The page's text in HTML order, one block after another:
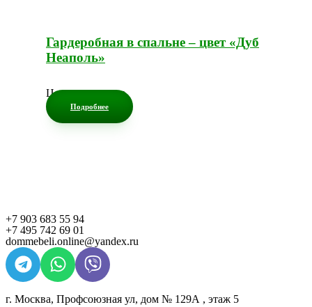
Гардеробная в спальне – цвет «Дуб
Неаполь»
Цена по запросу
Подробнее
+7 903 683 55 94
+7 495 742 69 01
dommebeli.online@yandex.ru
г. Москва, Профсоюзная ул, дом № 129А , этаж 5